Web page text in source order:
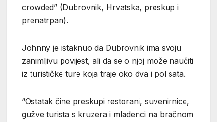
crowded” (Dubrovnik, Hrvatska, preskup i
prenatrpan).
Johnny je istaknuo da Dubrovnik ima svoju
zanimljivu povijest, ali da se o njoj može naučiti
iz turističke ture koja traje oko dva i pol sata.
“Ostatak čine preskupi restorani, suvenirnice,
gužve turista s kruzera i mladenci na bračnom